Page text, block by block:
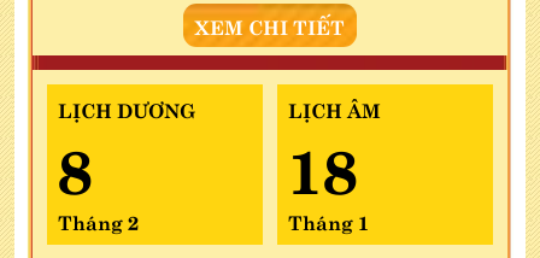
XEM CHI TIẾT
LỊCH DƯƠNG
8
Tháng 2
LỊCH ÂM
18
Tháng 1